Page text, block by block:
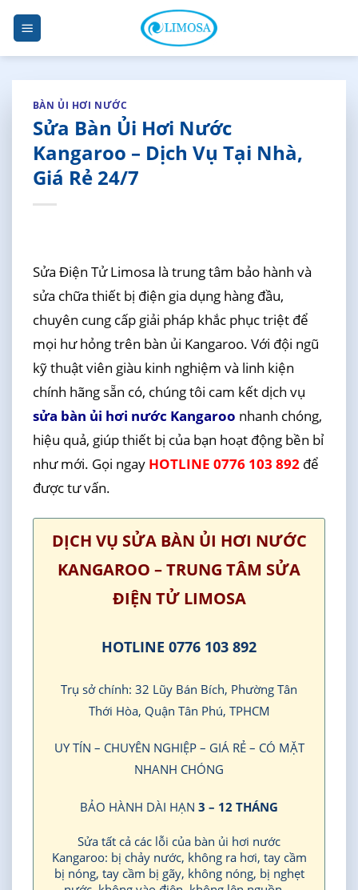
Skip
content
BÀN ỦI HƠI NƯỚC
Sửa Bàn Ủi Hơi Nước
Kangaroo – Dịch Vụ Tại Nhà,
Giá Rẻ 24/7
Sửa Điện Tử Limosa là trung tâm bảo hành và
sửa chữa thiết bị điện gia dụng hàng đầu,
chuyên cung cấp giải pháp khắc phục triệt để
mọi hư hỏng trên bàn ủi Kangaroo. Với đội ngũ
kỹ thuật viên giàu kinh nghiệm và linh kiện
chính hãng sẵn có, chúng tôi cam kết dịch vụ
sửa bàn ủi hơi nước Kangaroo nhanh chóng,
hiệu quả, giúp thiết bị của bạn hoạt động bền bỉ
như mới. Gọi ngay HOTLINE 0776 103 892để
được tư vấn.
DỊCH VỤ SỬA BÀN ỦI HƠI NƯỚC
KANGAROO – TRUNG TÂM SỬA
ĐIỆN TỬ LIMOSA
HOTLINE 0776 103 892
Trụ sở chính: 32 Lũy Bán Bích, Phường Tân
Thới Hòa, Quận Tân Phú, TPHCM
UY TÍN – CHUYÊN NGHIỆP – GIÁ RẺ – CÓ MẶT
NHANH CHÓNG
BẢO HÀNH DÀI HẠN 3 – 12 THÁNG
Sửa tất cả các lỗi của bàn ủi hơi nước
Kangaroo: bị chảy nước, không ra hơi, tay cầm
bị nóng, tay cầm bị gãy, không nóng, bị nghẹt